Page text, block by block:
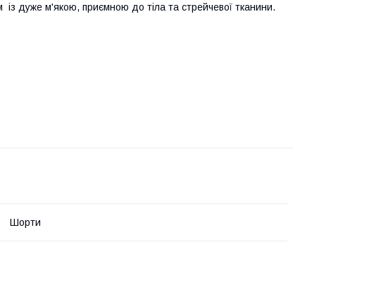
дуже м'якою, приємною до тіла та стрейчевої тканини.
Шорти